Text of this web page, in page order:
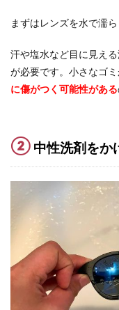
まずはレンズを水で濡ら
汗や塩水など目に見え
が必要です。小さなゴ
に傷がつく可能性がある
② 中性洗剤をか